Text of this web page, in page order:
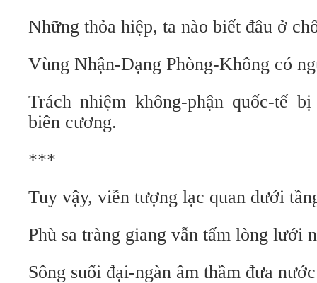
Những thỏa hiệp, ta nào biết đâu ở
Vùng Nhận-Dạng Phòng-Không có
Trách nhiệm không-phận quốc-tế
biên cương.
***
Tuy vậy, viễn tượng lạc quan dưới
Phù sa tràng giang vẫn tấm lòng lưới
Sông suối đại-ngàn âm thầm đưa